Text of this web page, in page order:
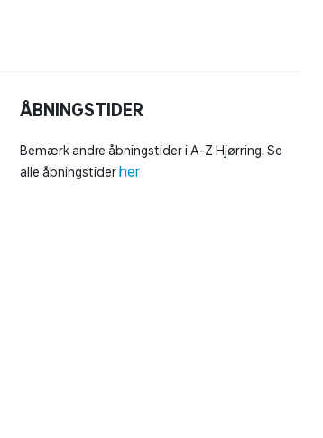
ÅBNINGSTIDER
Bemærk andre åbningstider i A-Z Hjørring. Se
alle åbningstiderher